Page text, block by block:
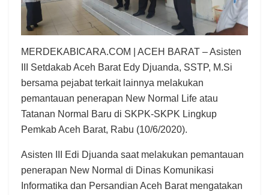
MERDEKABICARA.COM | ACEH BARAT – Asisten
III Setdakab Aceh Barat Edy Djuanda, SSTP, M.Si
bersama pejabat terkait lainnya melakukan
pemantauan penerapan New Normal Life atau
Tatanan Normal Baru di SKPK-SKPK Lingkup
Pemkab Aceh Barat, Rabu (10/6/2020).
Asisten III Edi Djuanda saat melakukan pemantauan
penerapan New Normal di Dinas Komunikasi
Informatika dan Persandian Aceh Barat mengatakan